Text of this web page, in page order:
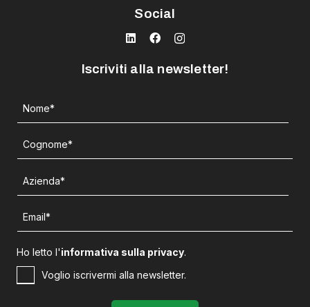
Social
Iscriviti alla newsletter!
Ho letto l'informativa sulla privacy.
Voglio iscrivermi alla newsletter.